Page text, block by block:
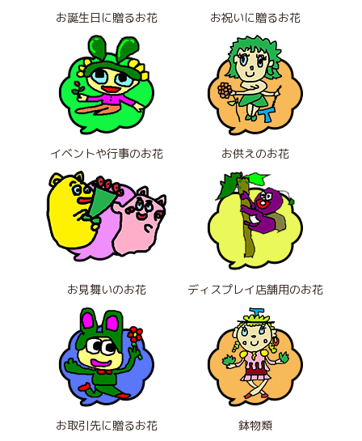
お誕生日に贈るお花 お祝いに贈るお花
イベントや行事のお花 お供えのお花
お見舞いのお花 ディスプレイ店舗用のお花
お取引先に贈るお花 鉢物類